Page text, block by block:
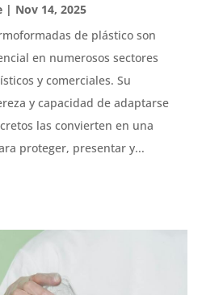
| Nov 14, 2025
de plástico son
en numerosos sectores
y comerciales. Su
y capacidad de adaptarse
las convierten en una
proteger, presentar y...